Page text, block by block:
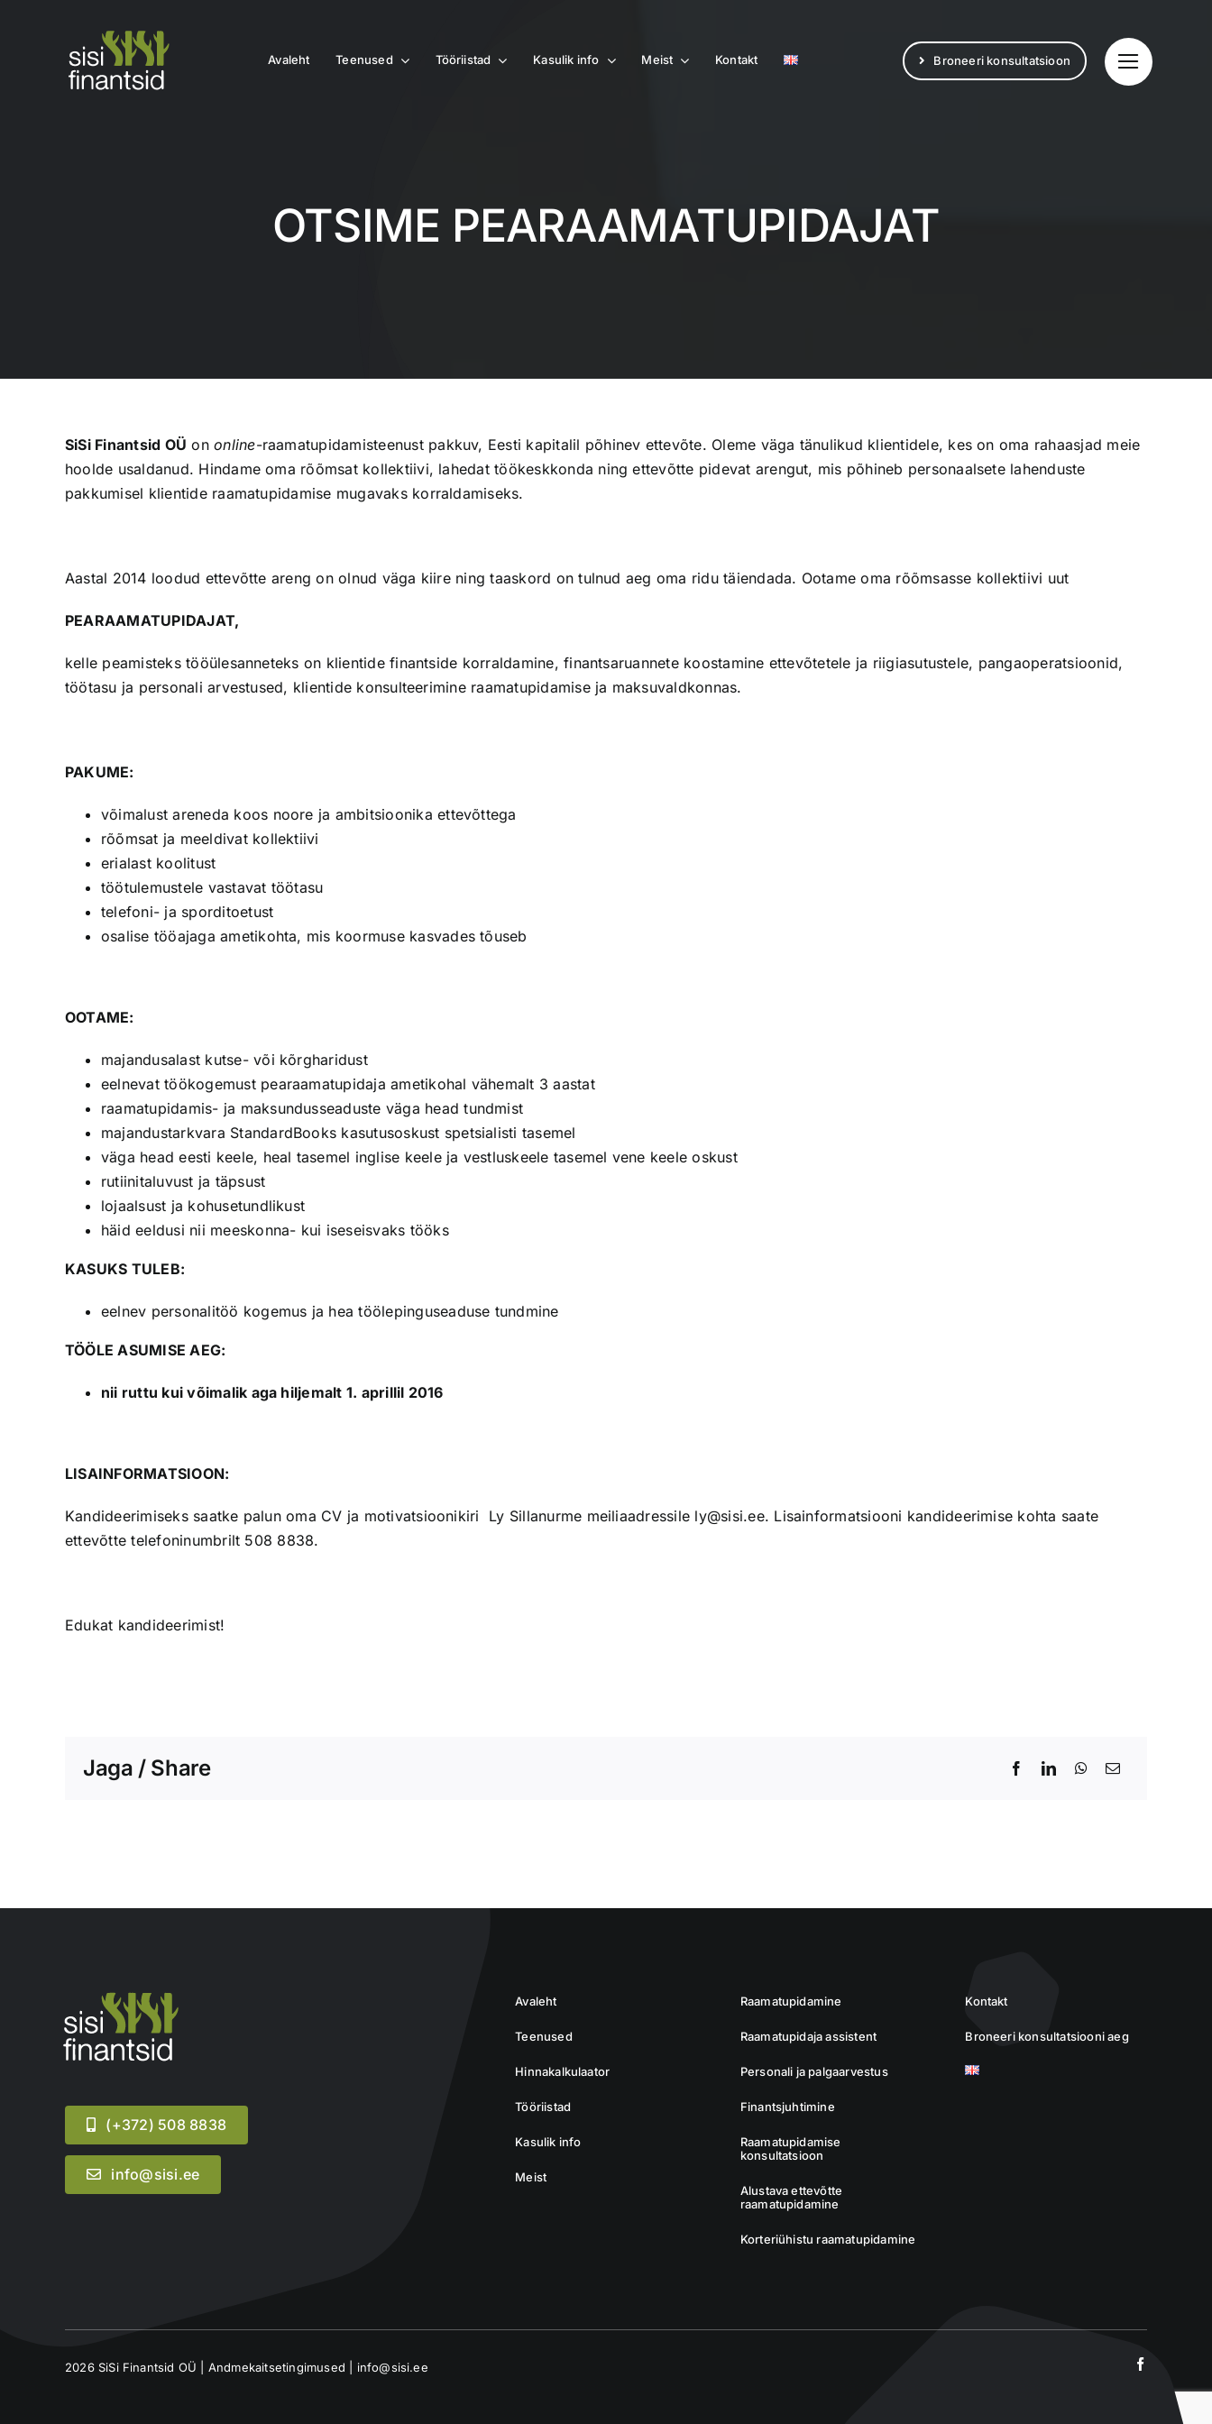
Avaleht Teenused Tööriistad Kasulik info Meist Kontakt Broneeri konsultatsioon
OTSIME PEARAAMATUPIDAJAT
SiSi Finantsid OÜ ononline-raamatupidamisteenust pakkuv, Eesti kapitalil põhinev ettevõte. Oleme väga tänulikud klientidele, kes on oma rahaasjad meie
hoolde usaldanud. Hindame oma rõõmsat kollektiivi, lahedat töökeskkonda ning ettevõtte pidevat arengut, mis põhineb personaalsete lahenduste
pakkumisel klientide raamatupidamise mugavaks korraldamiseks.
Aastal 2014 loodud ettevõtte areng on olnud väga kiire ning taaskord on tulnud aeg oma ridu täiendada. Ootame oma rõõmsasse kollektiivi uut
PEARAAMATUPIDAJAT,
kelle peamisteks tööülesanneteks on klientide finantside korraldamine, finantsaruannete koostamine ettevõtetele ja riigiasutustele, pangaoperatsioonid,
töötasu ja personali arvestused, klientide konsulteerimine raamatupidamise ja maksuvaldkonnas.
PAKUME:
võimalust areneda koos noore ja ambitsioonika ettevõttega
rõõmsat ja meeldivat kollektiivi
erialast koolitust
töötulemustele vastavat töötasu
telefoni- ja sporditoetust
osalise tööajaga ametikohta, mis koormuse kasvades tõuseb
OOTAME:
majandusalast kutse- või kõrgharidust
eelnevat töökogemust pearaamatupidaja ametikohal vähemalt 3 aastat
raamatupidamis- ja maksundusseaduste väga head tundmist
majandustarkvara StandardBooks kasutusoskust spetsialisti tasemel
väga head eesti keele, heal tasemel inglise keele ja vestluskeele tasemel vene keele oskust
rutiinitaluvust ja täpsust
lojaalsust ja kohusetundlikust
häid eeldusi nii meeskonna- kui iseseisvaks tööks
KASUKS TULEB:
eelnev personalitöö kogemus ja hea töölepinguseaduse tundmine
TÖÖLE ASUMISE AEG:
nii ruttu kui võimalik aga hiljemalt 1. aprillil 2016
LISAINFORMATSIOON:
Kandideerimiseks saatke palun oma CV ja motivatsioonikiri Ly Sillanurme meiliaadressile ly@sisi.ee. Lisainformatsiooni kandideerimise kohta saate
ettevõtte telefoninumbrilt 508 8838.
Edukat kandideerimist!
Jaga / Share
(+372) 508 8838
info@sisi.ee
Avaleht
Teenused
Hinnakalkulaator
Tööriistad
Kasulik info
Meist
Raamatupidamine
Raamatupidaja assistent
Personali ja palgaarvestus
Finantsjuhtimine
Raamatupidamise
konsultatsioon
Alustava ettevõtte
raamatupidamine
Korteriühistu raamatupidamine
Kontakt
Broneeri konsultatsiooni aeg
2026 SiSi Finantsid OÜ | Andmekaitsetingimused | info@sisi.ee